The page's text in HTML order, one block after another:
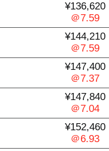
¥136,620
＠7.59
¥144,210
＠7.59
¥147,400
＠7.37
¥147,840
＠7.04
¥152,460
＠6.93